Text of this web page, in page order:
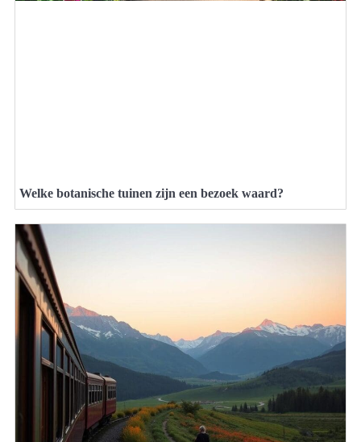
Welke botanische tuinen zijn een bezoek waard?